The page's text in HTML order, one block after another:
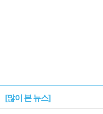
[많이 본 뉴스]